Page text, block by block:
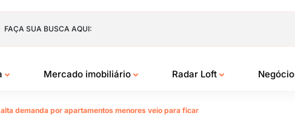
FAÇA SUA BUSCA AQUI:
Mercado imobiliário Radar Loft
demanda por apartamentos menores veio para ficar